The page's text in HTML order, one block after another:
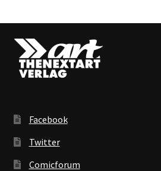
Facebook
Twitter
Comicforum